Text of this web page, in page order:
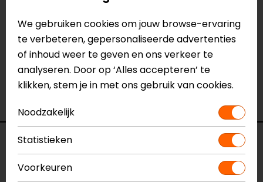
Neem dancontactmet ons op of kom langs in één
vanonze winkelsin Breda, Capelle aan den IJssel,
Eindhoven, Vianen of Apeldoorn. In de winkels kun je
het product bekijken & passen en staan onze
verkoopmedewerkers voor je klaar met advies.
Specificaties
Naam
Control Leren Motorjas
We gebruiken cookies om jouw browse-ervaring
te verbeteren, gepersonaliseerde advertenties
of inhoud weer te geven en ons verkeer te
analyseren. Door op ‘Alles accepteren’ te
klikken, stem je in met ons gebruik van cookies.
Noodzakelijk
Statistieken
Voorkeuren